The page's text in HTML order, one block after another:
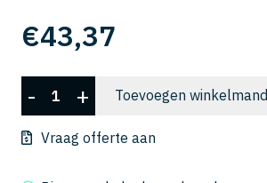
€43,37
CSELB
2018-
060
- + Toevoegen winkelmand
Vraag offerte aan